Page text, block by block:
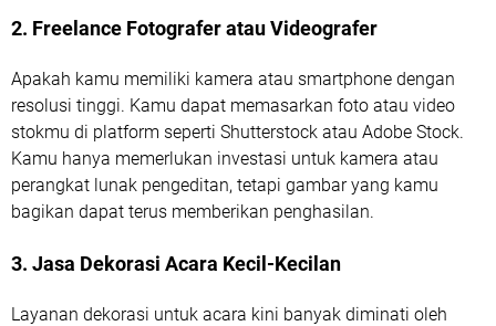
2. Freelance Fotografer atau Videografer
Apakah kamu memiliki kamera atau smartphone dengan
resolusi tinggi. Kamu dapat memasarkan foto atau video
stokmu di platform seperti Shutterstock atau Adobe Stock.
Kamu hanya memerlukan investasi untuk kamera atau
perangkat lunak pengeditan, tetapi gambar yang kamu
bagikan dapat terus memberikan penghasilan.
3. Jasa Dekorasi Acara Kecil-Kecilan
Layanan dekorasi untuk acara kini banyak diminati oleh